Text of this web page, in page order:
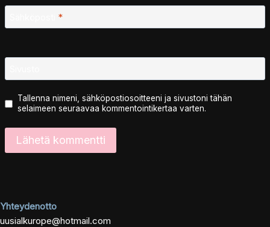
*
Tallenna nimeni, sähköpostiosoitteeni ja sivustoni tähän
selaimeen seuraavaa kommentointikertaa varten.
Yhteydenotto
uusialkurope@hotmail.com